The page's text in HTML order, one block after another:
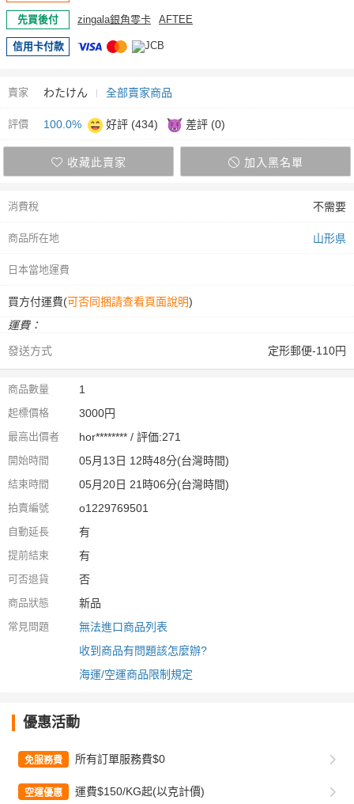
先買後付 zingala銀角零卡 AFTEE
信用卡付款
賣家 わたけん 全部賣家商品
評價 100.0% 好評 (434) 差評 (0)
收藏此賣家 加入黑名單
消費稅 不需要
商品所在地 山形県
日本當地運費
買方付運費(可否同捆請查看頁面說明)
運費：
發送方式
定形郵便-110円
商品數量 1
起標價格 3000円
最高出價者 hor******** / 評価:271
開始時間 05月13日 12時48分(台灣時間)
結束時間 05月20日 21時06分(台灣時間)
拍賣編號 o1229769501
自動延長 有
提前結束 有
可否退貨 否
商品狀態 新品
常見問題
無法進口商品列表
收到商品有問題該怎麼辦?
海運/空運商品限制規定
優惠活動
免服務費 所有訂單服務費$0
空運優惠 運費$150/KG起(以克計價)